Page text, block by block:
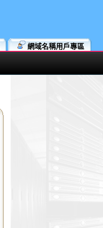
網域名稱用戶專區